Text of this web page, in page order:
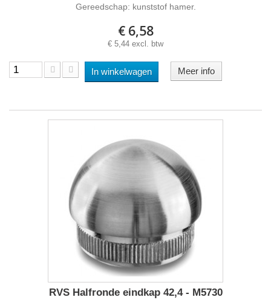
Gereedschap: kunststof hamer.
€ 6,58
€ 5,44 excl. btw
In winkelwagen Meer info
RVS Halfronde eindkap 42,4 - M5730